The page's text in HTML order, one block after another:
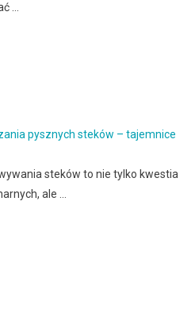
…
pysznych steków – tajemnice
steków to nie tylko kwestia
ale …